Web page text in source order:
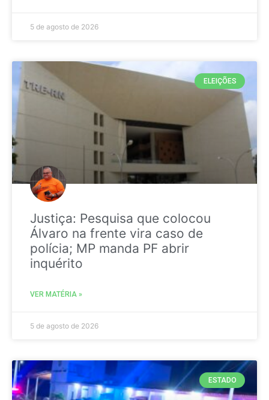
5 de agosto de 2026
ELEIÇÕES
Justiça: Pesquisa que colocou
Álvaro na frente vira caso de
polícia; MP manda PF abrir
inquérito
VER MATÉRIA »
5 de agosto de 2026
ESTADO